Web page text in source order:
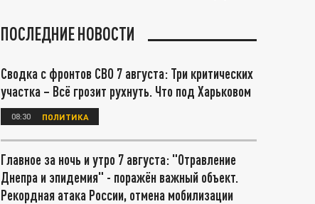
ПОСЛЕДНИЕ НОВОСТИ
Сводка с фронтов СВО 7 августа: Три критических
участка – Всё грозит рухнуть. Что под Харьковом
08:30 ПОЛИТИКА
Главное за ночь и утро 7 августа: "Отравление
Днепра и эпидемия" - поражён важный объект.
Рекордная атака России, отмена мобилизации